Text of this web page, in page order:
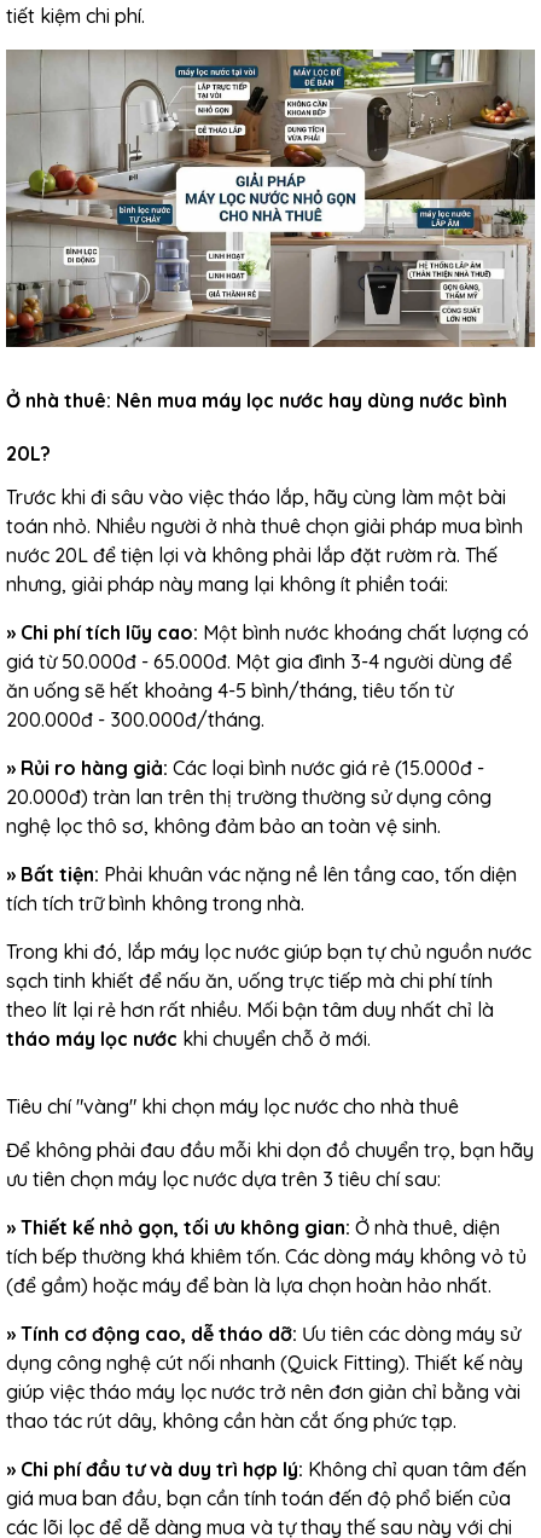
tiết kiệm chi phí.
Ở nhà thuê: Nên mua máy lọc nước hay dùng nước bình
20L?
Trước khi đi sâu vào việc tháo lắp, hãy cùng làm một bài
toán nhỏ. Nhiều người ở nhà thuê chọn giải pháp mua bình
nước 20L để tiện lợi và không phải lắp đặt rườm rà. Thế
nhưng, giải pháp này mang lại không ít phiền toái:
» Chi phí tích lũy cao: Một bình nước khoáng chất lượng có
giá từ 50.000đ - 65.000đ. Một gia đình 3-4 người dùng để
ăn uống sẽ hết khoảng 4-5 bình/tháng, tiêu tốn từ
200.000đ - 300.000đ/tháng.
» Rủi ro hàng giả: Các loại bình nước giá rẻ (15.000đ -
20.000đ) tràn lan trên thị trường thường sử dụng công
nghệ lọc thô sơ, không đảm bảo an toàn vệ sinh.
» Bất tiện: Phải khuân vác nặng nề lên tầng cao, tốn diện
tích tích trữ bình không trong nhà.
Trong khi đó, lắp máy lọc nước giúp bạn tự chủ nguồn nước
sạch tinh khiết để nấu ăn, uống trực tiếp mà chi phí tính
theo lít lại rẻ hơn rất nhiều. Mối bận tâm duy nhất chỉ là
tháo máy lọc nước khi chuyển chỗ ở mới.
Tiêu chí "vàng" khi chọn máy lọc nước cho nhà thuê
Để không phải đau đầu mỗi khi dọn đồ chuyển trọ, bạn hãy
ưu tiên chọn máy lọc nước dựa trên 3 tiêu chí sau:
» Thiết kế nhỏ gọn, tối ưu không gian: Ở nhà thuê, diện
tích bếp thường khá khiêm tốn. Các dòng máy không vỏ tủ
(để gầm) hoặc máy để bàn là lựa chọn hoàn hảo nhất.
» Tính cơ động cao, dễ tháo dỡ: Ưu tiên các dòng máy sử
dụng công nghệ cút nối nhanh (Quick Fitting). Thiết kế này
giúp việc tháo máy lọc nước trở nên đơn giản chỉ bằng vài
thao tác rút dây, không cần hàn cắt ống phức tạp.
» Chi phí đầu tư và duy trì hợp lý: Không chỉ quan tâm đến
giá mua ban đầu, bạn cần tính toán đến độ phổ biến của
các lõi lọc để dễ dàng mua và tự thay thế sau này với chi